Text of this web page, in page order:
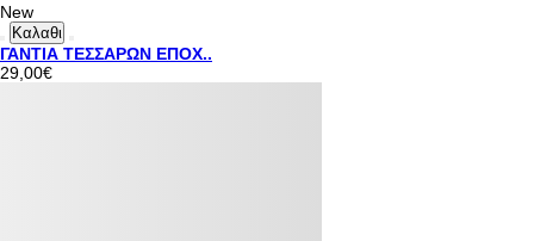
New
Καλαθι
ΓΑΝΤΙΑ ΤΕΣΣΑΡΩΝ ΕΠΟΧ..
29,00€